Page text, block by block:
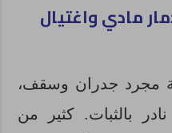
مادي واغتيال
مجرد جدران وسقف،
بالثبات. كثير من